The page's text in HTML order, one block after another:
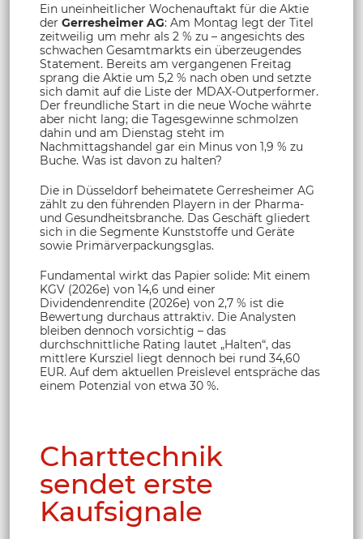
Ein uneinheitlicher Wochenauftakt für die Aktie
der Gerresheimer AG: Am Montag legt der Titel
zeitweilig um mehr als 2 % zu – angesichts des
schwachen Gesamtmarkts ein überzeugendes
Statement. Bereits am vergangenen Freitag
sprang die Aktie um 5,2 % nach oben und setzte
sich damit auf die Liste der MDAX-Outperformer.
Der freundliche Start in die neue Woche währte
aber nicht lang; die Tagesgewinne schmolzen
dahin und am Dienstag steht im
Nachmittagshandel gar ein Minus von 1,9 % zu
Buche. Was ist davon zu halten?
Die in Düsseldorf beheimatete Gerresheimer AG
zählt zu den führenden Playern in der Pharma-
und Gesundheitsbranche. Das Geschäft gliedert
sich in die Segmente Kunststoffe und Geräte
sowie Primärverpackungsglas.
Fundamental wirkt das Papier solide: Mit einem
KGV (2026e) von 14,6 und einer
Dividendenrendite (2026e) von 2,7 % ist die
Bewertung durchaus attraktiv. Die Analysten
bleiben dennoch vorsichtig – das
durchschnittliche Rating lautet „Halten“, das
mittlere Kursziel liegt dennoch bei rund 34,60
EUR. Auf dem aktuellen Preislevel entspräche das
einem Potenzial von etwa 30 %.
Charttechnik
sendet erste
Kaufsignale